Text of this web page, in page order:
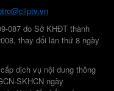
087 do Sở KHĐT thành
thay đổi lần thứ 8 ngày
dịch vụ nội dung thông
SKHCN ngày